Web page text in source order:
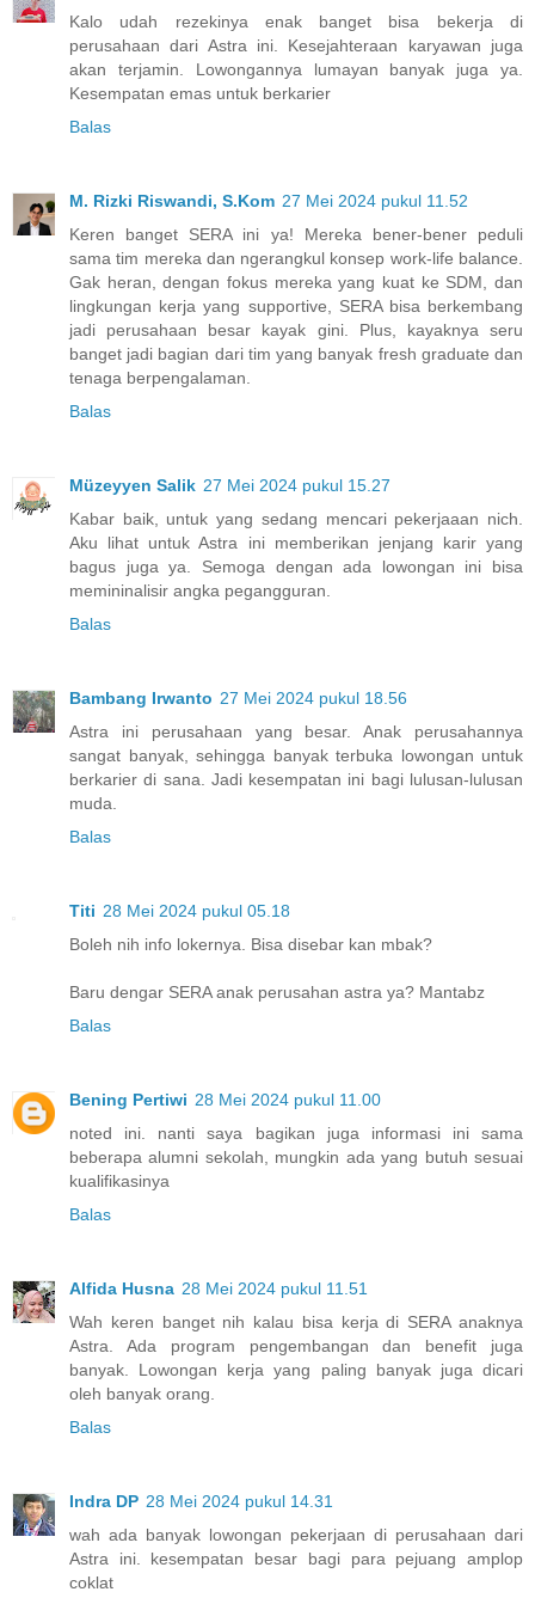
Kalo udah rezekinya enak banget bisa bekerja di
perusahaan dari Astra ini. Kesejahteraan karyawan juga
akan terjamin. Lowongannya lumayan banyak juga ya.
Kesempatan emas untuk berkarier
Balas
M. Rizki Riswandi, S.Kom 27 Mei 2024 pukul 11.52
Keren banget SERA ini ya! Mereka bener-bener peduli
sama tim mereka dan ngerangkul konsep work-life balance.
Gak heran, dengan fokus mereka yang kuat ke SDM, dan
lingkungan kerja yang supportive, SERA bisa berkembang
jadi perusahaan besar kayak gini. Plus, kayaknya seru
banget jadi bagian dari tim yang banyak fresh graduate dan
tenaga berpengalaman.
Balas
Müzeyyen Salik 27 Mei 2024 pukul 15.27
Kabar baik, untuk yang sedang mencari pekerjaaan nich.
Aku lihat untuk Astra ini memberikan jenjang karir yang
bagus juga ya. Semoga dengan ada lowongan ini bisa
memininalisir angka pegangguran.
Balas
Bambang Irwanto 27 Mei 2024 pukul 18.56
Astra ini perusahaan yang besar. Anak perusahannya
sangat banyak, sehingga banyak terbuka lowongan untuk
berkarier di sana. Jadi kesempatan ini bagi lulusan-lulusan
muda.
Balas
Titi 28 Mei 2024 pukul 05.18
Boleh nih info lokernya. Bisa disebar kan mbak?
Baru dengar SERA anak perusahan astra ya? Mantabz
Balas
Bening Pertiwi 28 Mei 2024 pukul 11.00
noted ini. nanti saya bagikan juga informasi ini sama
beberapa alumni sekolah, mungkin ada yang butuh sesuai
kualifikasinya
Balas
Alfida Husna 28 Mei 2024 pukul 11.51
Wah keren banget nih kalau bisa kerja di SERA anaknya
Astra. Ada program pengembangan dan benefit juga
banyak. Lowongan kerja yang paling banyak juga dicari
oleh banyak orang.
Balas
Indra DP 28 Mei 2024 pukul 14.31
wah ada banyak lowongan pekerjaan di perusahaan dari
Astra ini. kesempatan besar bagi para pejuang amplop
coklat